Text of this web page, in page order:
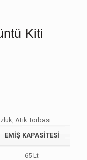
Kiti
Atık Torbası
EMİŞ KAPASİTESİ
65 Lt